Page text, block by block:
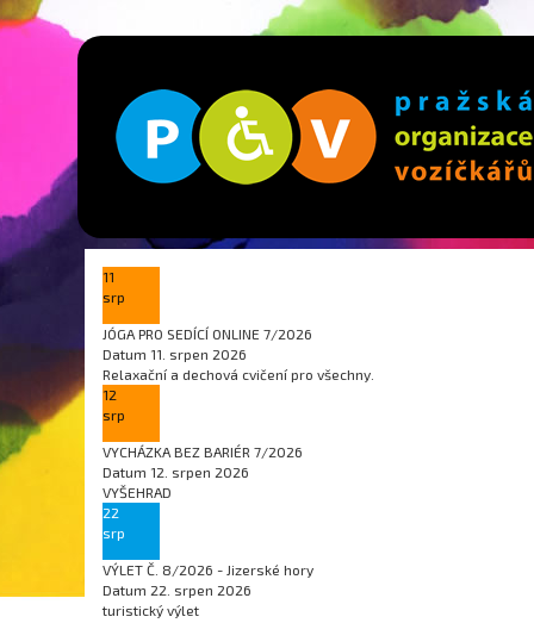
11
srp
JÓGA PRO SEDÍCÍ ONLINE 7/2026
Datum 11. srpen 2026
Relaxační a dechová cvičení pro všechny.
12
srp
VYCHÁZKA BEZ BARIÉR 7/2026
Datum 12. srpen 2026
VYŠEHRAD
22
srp
VÝLET Č. 8/2026 - Jizerské hory
Datum 22. srpen 2026
turistický výlet